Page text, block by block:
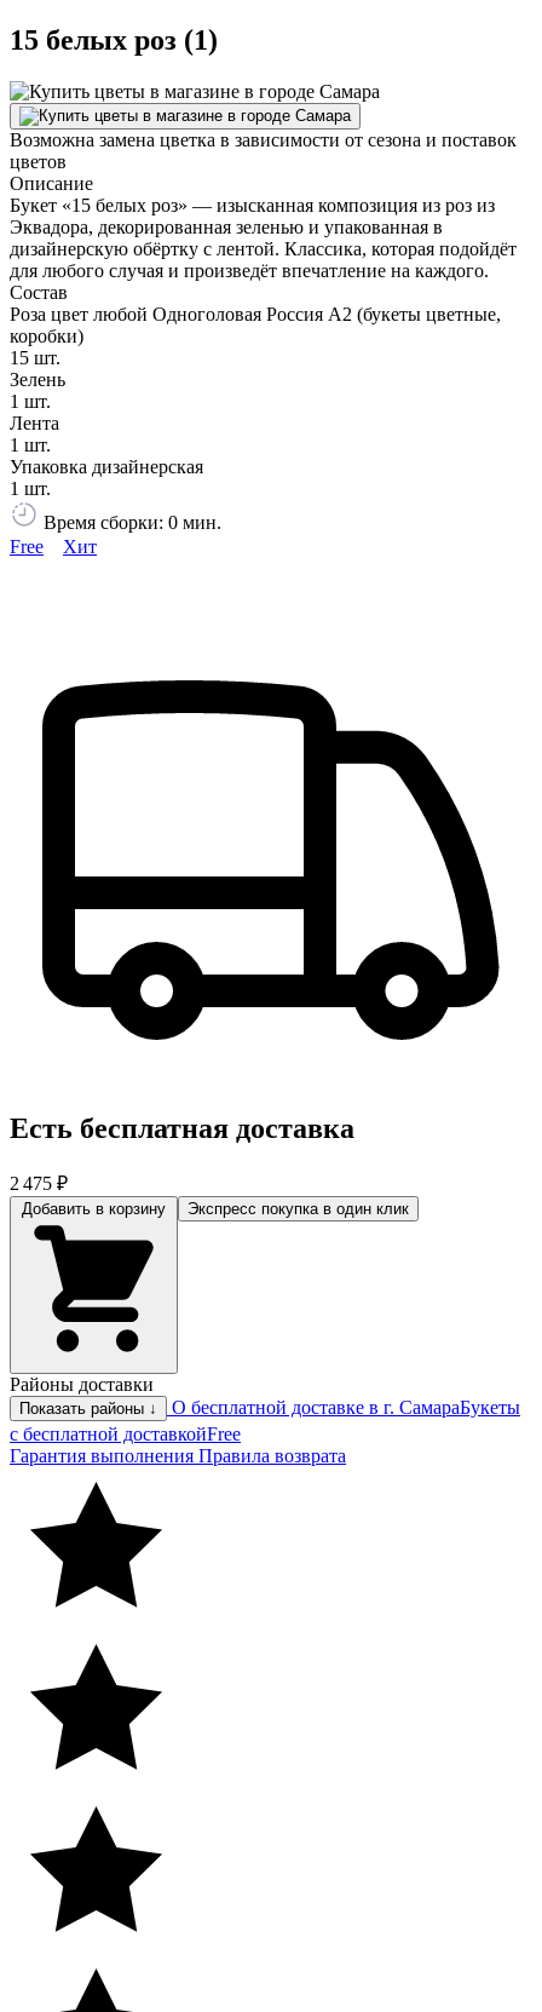
15 белых роз (1)
Возможна замена цветка в зависимости от сезона и поставок
цветов
Описание
Букет «15 белых роз» — изысканная композиция из роз из
Эквадора, декорированная зеленью и упакованная в
дизайнерскую обёртку с лентой. Классика, которая подойдёт
для любого случая и произведёт впечатление на каждого.
Состав
Роза цвет любой Одноголовая Россия А2 (букеты цветные,
коробки)
15 шт.
Зелень
1 шт.
Лента
1 шт.
Упаковка дизайнерская
1 шт.
Время сборки: 0 мин.
Free
Хит
Есть бесплатная доставка
2 475 ₽
Экспресс покупка в один клик
Районы доставки
Показать районы ↓ О бесплатной доставке в г. СамараБукеты
с бесплатной доставкойFree
Гарантия выполнения Правила возврата